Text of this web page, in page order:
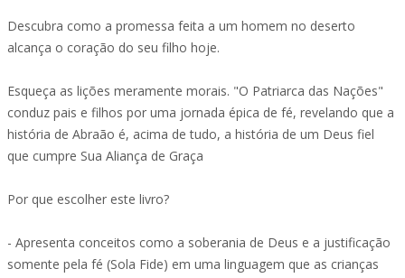
Descubra como a promessa feita a um homem no deserto
alcança o coração do seu filho hoje.
Esqueça as lições meramente morais. "O Patriarca das Nações"
conduz pais e filhos por uma jornada épica de fé, revelando que a
história de Abraão é, acima de tudo, a história de um Deus fiel
que cumpre Sua Aliança de Graça
Por que escolher este livro?
- Apresenta conceitos como a soberania de Deus e a justificação
somente pela fé (Sola Fide) em uma linguagem que as crianças